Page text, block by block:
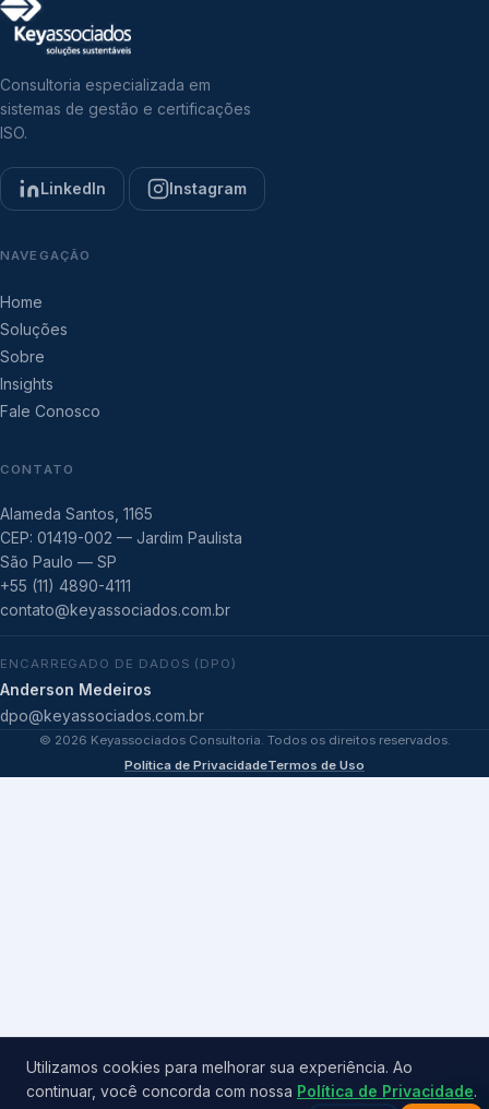
Consultoria especializada em
sistemas de gestão e certificações
ISO.
LinkedIn Instagram
NAVEGAÇÃO
Home
Soluções
Sobre
Insights
Fale Conosco
CONTATO
Alameda Santos, 1165
CEP: 01419-002 — Jardim Paulista
São Paulo — SP
+55 (11) 4890-4111
contato@keyassociados.com.br
ENCARREGADO DE DADOS (DPO)
Anderson Medeiros
dpo@keyassociados.com.br
© 2026 Keyassociados Consultoria. Todos os direitos reservados.
Política de PrivacidadeTermos de Uso
Utilizamos cookies para melhorar sua experiência. Ao
continuar, você concorda com nossa Política de Privacidade.